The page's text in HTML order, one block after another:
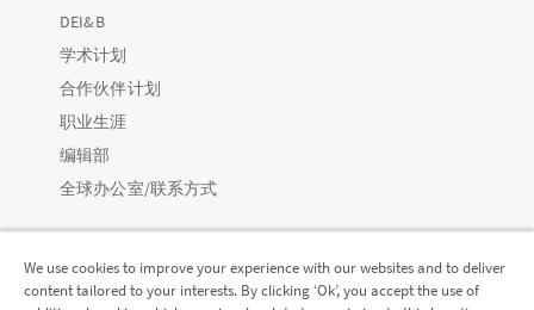
DEI&B
学术计划
合作伙伴计划
职业生涯
编辑部
全球办公室/联系方式
We use cookies to improve your experience with our websites and to deliver
content tailored to your interests. By clicking ‘Ok’, you accept the use of